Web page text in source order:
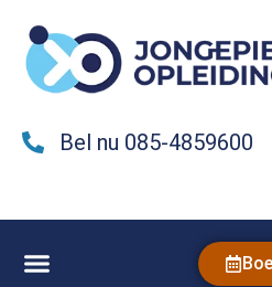
Bel nu 085-4859600